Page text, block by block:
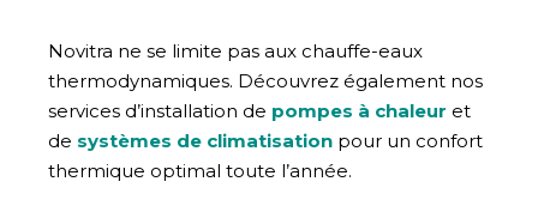
Novitra ne se limite pas aux chauffe-eaux
thermodynamiques. Découvrez également nos
services d’installation de pompes à chaleur et
de systèmes de climatisation pour un confort
thermique optimal toute l’année.